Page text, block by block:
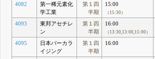
4082
第一稀元素化
学工業
第１四
半期
15:00
（15:30）
4093
東邦アセチレ
ン
第１四
半期
16:00
（13:30,13:00,15:00）
4095
日本パーカラ
イジング
第１四
半期
16:00